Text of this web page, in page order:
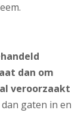
dan om
veroorzaakt
gaten in en